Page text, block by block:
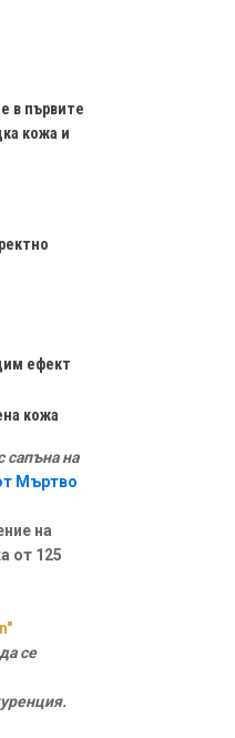
в първите
кожа и
ефект
кожа
на
Мъртво
на
от 125
се